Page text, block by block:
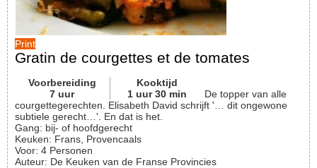
Print
Gratin de courgettes et de tomates
Voorbereiding
7 uur
Kooktijd
1 uur 30 min
De topper van alle
courgettegerechten. Elisabeth David schrijft '… dit ongewone
subtiele gerecht…'. En dat is het.
Gang: bij- of hoofdgerecht
Keuken: Frans, Provencaals
Voor: 4 Personen
Auteur: De Keuken van de Franse Provincies